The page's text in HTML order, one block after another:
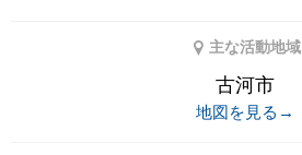
主な活動地域
古河市
地図を見る→